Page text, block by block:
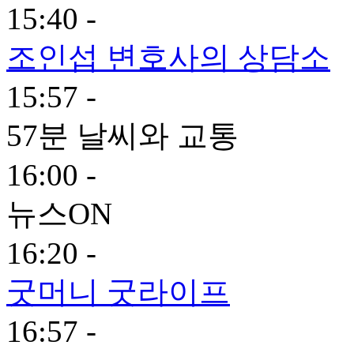
15:40 -
조인섭 변호사의 상담소
15:57 -
57분 날씨와 교통
16:00 -
뉴스ON
16:20 -
굿머니 굿라이프
16:57 -